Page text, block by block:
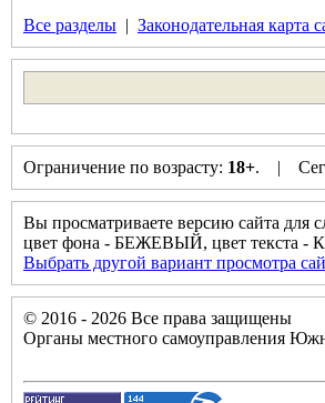
Все разделы | Законодательная карта
Ограничение по возрасту: 18+. |
Вы просматриваете версию сайта для
цвет фона - БЕЖЕВЫЙ, цвет
Выбрать другой вариант просмотра
© 2016 - 2026 Все права защищены
Органы местного самоуправления